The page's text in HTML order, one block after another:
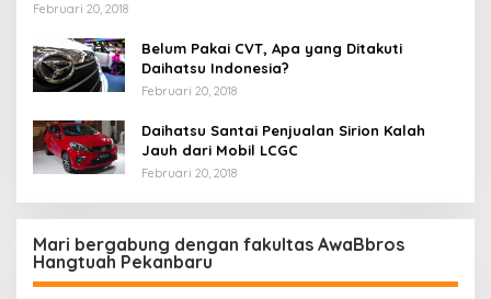
Februari 20, 2018
Belum Pakai CVT, Apa yang Ditakuti
Daihatsu Indonesia?
Februari 20, 2018
Daihatsu Santai Penjualan Sirion Kalah
Jauh dari Mobil LCGC
Februari 20, 2018
Mari bergabung dengan fakultas AwaBbros
Hangtuah Pekanbaru